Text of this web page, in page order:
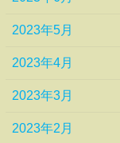
2023年5月
2023年4月
2023年3月
2023年2月